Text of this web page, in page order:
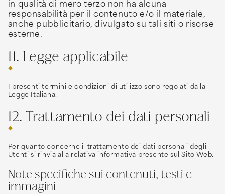
in qualità di mero terzo non ha alcuna
responsabilità per il contenuto e/o il materiale,
anche pubblicitario, divulgato su tali siti o risorse
esterne.
11. Legge applicabile
I presenti termini e condizioni di utilizzo sono regolati dalla
Legge Italiana.
12. Trattamento dei dati personali
Per quanto concerne il trattamento dei dati personali degli
Utenti si rinvia alla relativa informativa presente sul Sito Web.
Note specifiche sui contenuti, testi e
immagini